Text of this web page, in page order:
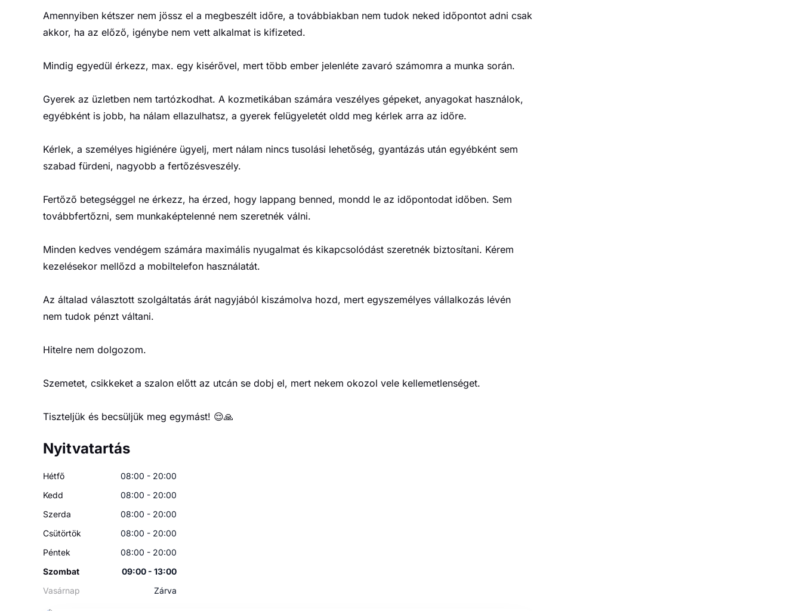
Amennyiben kétszer nem jössz el a megbeszélt időre, a továbbiakban nem tudok neked időpontot adni csak
akkor, ha az előző, igénybe nem vett alkalmat is kifizeted.
Mindig egyedül érkezz, max. egy kisérővel, mert több ember jelenléte zavaró számomra a munka során.
Gyerek az üzletben nem tartózkodhat. A kozmetikában számára veszélyes gépeket, anyagokat használok,
egyébként is jobb, ha nálam ellazulhatsz, a gyerek felügyeletét oldd meg kérlek arra az időre.
Kérlek, a személyes higiénére ügyelj, mert nálam nincs tusolási lehetőség, gyantázás után egyébként sem
szabad fürdeni, nagyobb a fertőzésveszély.
Fertőző betegséggel ne érkezz, ha érzed, hogy lappang benned, mondd le az időpontodat időben. Sem
továbbfertőzni, sem munkaképtelenné nem szeretnék válni.
Minden kedves vendégem számára maximális nyugalmat és kikapcsolódást szeretnék biztosítani. Kérem
kezelésekor mellőzd a mobiltelefon használatát.
Az általad választott szolgáltatás árát nagyjából kiszámolva hozd, mert egyszemélyes vállalkozás lévén
nem tudok pénzt váltani.
Hitelre nem dolgozom.
Szemetet, csikkeket a szalon előtt az utcán se dobj el, mert nekem okozol vele kellemetlenséget.
Tiszteljük és becsüljük meg egymást! 😌🙏
Nyitvatartás
Hétfő
08:00 - 20:00
Kedd
08:00 - 20:00
Szerda
08:00 - 20:00
Csütörtök
08:00 - 20:00
Péntek
08:00 - 20:00
Szombat
09:00 - 13:00
Vasárnap
Zárva